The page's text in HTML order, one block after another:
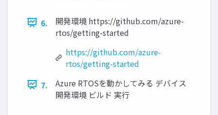
6.
開発環境 https://github.com/azure-
rtos/getting-started
https://github.com/azure-
rtos/getting-started
7.
Azure RTOSを動かしてみる デバイス
開発環境 ビルド 実行